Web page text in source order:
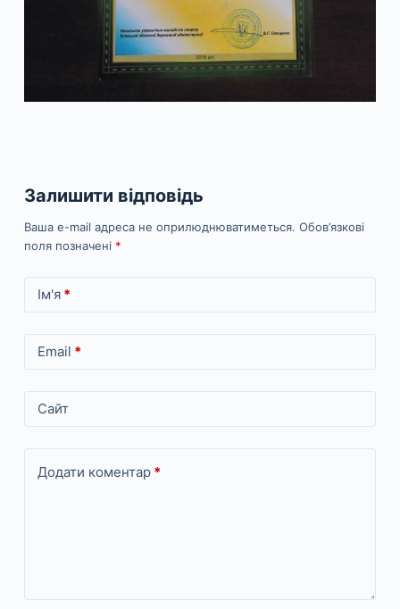
Залишити відповідь
Ваша e-mail адреса не оприлюднюватиметься. Обов’язкові
поля позначені *
Ім'я*
Email *
Сайт
Додати коментар*